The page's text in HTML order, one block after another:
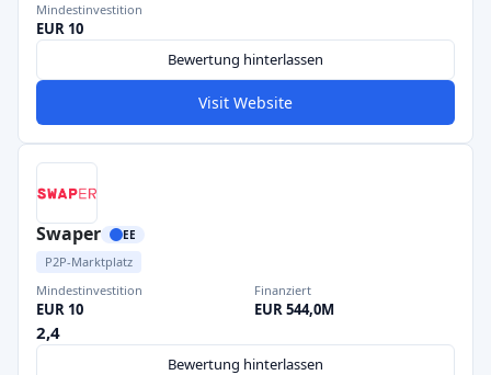
Mindestinvestition
EUR 10
Bewertung hinterlassen
Visit Website
Swaper EE
P2P-Marktplatz
Mindestinvestition
EUR 10
Finanziert
EUR 544,0M
2,4
Bewertung hinterlassen